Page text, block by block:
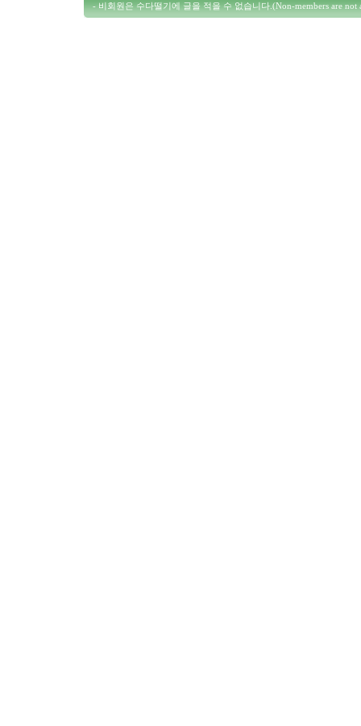
- 비회원은 수다떨기에 글을 적을 수 없습니다.(Non-members are not